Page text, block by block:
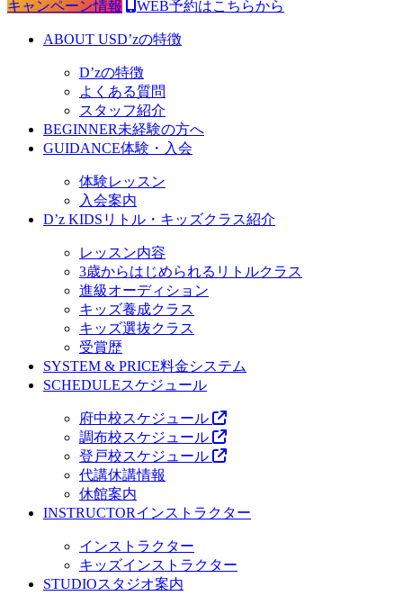
キャンペーン情報 WEB予約はこちらから
ABOUT USD’zの特徴
D’zの特徴
よくある質問
スタッフ紹介
BEGINNER未経験の方へ
GUIDANCE体験・入会
体験レッスン
入会案内
D’z KIDS リトル・キッズクラス紹介
レッスン内容
3歳からはじめられるリトルクラス
進級オーディション
キッズ養成クラス
キッズ選抜クラス
受賞歴
SYSTEM & PRICE料金システム
SCHEDULEスケジュール
府中校スケジュール
調布校スケジュール
登戸校スケジュール
代講休講情報
休館案内
INSTRUCTORインストラクター
インストラクター
キッズインストラクター
STUDIOスタジオ案内